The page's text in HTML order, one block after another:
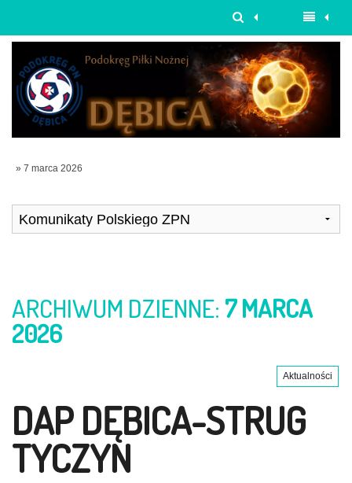
» 7 marca 2026
ARCHIWUM DZIENNE: 7 MARCA
2026
Aktualności
DAP DĘBICA-STRUG
TYCZYN